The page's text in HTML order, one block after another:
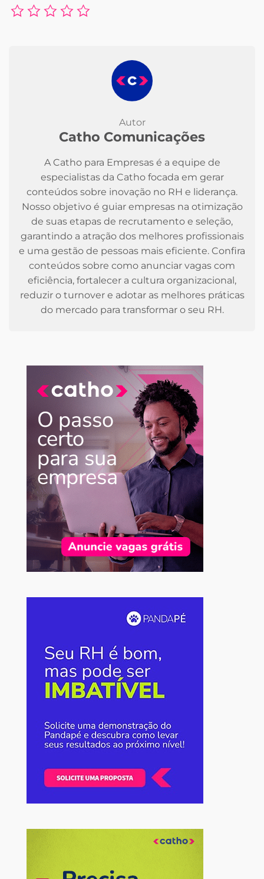
Autor
Catho Comunicações
A Catho para Empresas é a equipe de
especialistas da Catho focada em gerar
conteúdos sobre inovação no RH e liderança.
Nosso objetivo é guiar empresas na otimização
de suas etapas de recrutamento e seleção,
garantindo a atração dos melhores profissionais
e uma gestão de pessoas mais eficiente. Confira
conteúdos sobre como anunciar vagas com
eficiência, fortalecer a cultura organizacional,
reduzir o turnover e adotar as melhores práticas
do mercado para transformar o seu RH.